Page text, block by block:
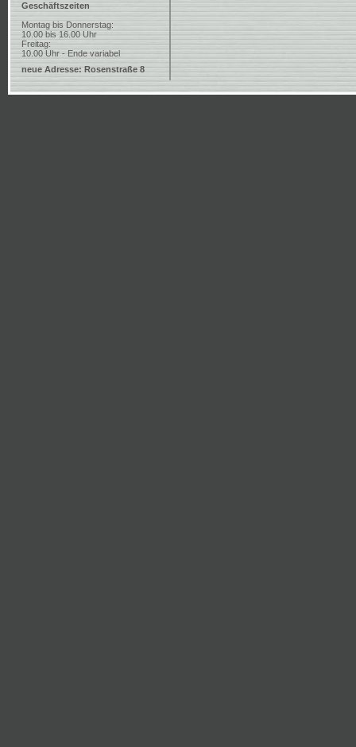
Geschäftszeiten
Montag bis Donnerstag:
10.00 bis 16.00 Uhr
Freitag:
10.00 Uhr - Ende variabel
neue Adresse: Rosenstraße 8